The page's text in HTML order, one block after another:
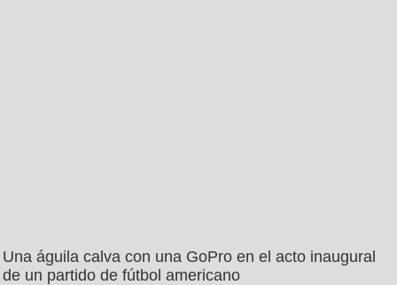
Una águila calva con una GoPro en el acto inaugural
de un partido de fútbol americano